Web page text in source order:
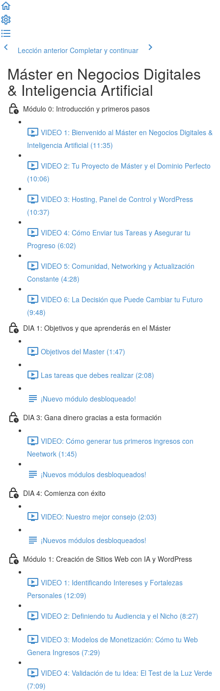
Lección anterior Completar y continuar
Máster en Negocios Digitales
& Inteligencia Artificial
Módulo 0: Introducción y primeros pasos
VIDEO 1: Bienvenido al Máster en Negocios Digitales &
Inteligencia Artificial (11:35)
VIDEO 2: Tu Proyecto de Máster y el Dominio Perfecto
(10:06)
VIDEO 3: Hosting, Panel de Control y WordPress
(10:37)
VIDEO 4: Cómo Enviar tus Tareas y Asegurar tu
Progreso (6:02)
VIDEO 5: Comunidad, Networking y Actualización
Constante (4:28)
VIDEO 6: La Decisión que Puede Cambiar tu Futuro
(9:48)
DIA 1: Objetivos y que aprenderás en el Máster
Objetivos del Master (1:47)
Las tareas que debes realizar (2:08)
¡Nuevo módulo desbloqueado!
DIA 3: Gana dinero gracias a esta formación
VIDEO: Cómo generar tus primeros ingresos con
Neetwork (1:45)
¡Nuevos módulos desbloqueados!
DIA 4: Comienza con éxito
VIDEO: Nuestro mejor consejo (2:03)
¡Nuevos módulos desbloqueados!
Módulo 1: Creación de Sitios Web con IA y WordPress
VIDEO 1: Identificando Intereses y Fortalezas
Personales (12:09)
VIDEO 2: Definiendo tu Audiencia y el Nicho (8:27)
VIDEO 3: Modelos de Monetización: Cómo tu Web
Genera Ingresos (7:29)
VIDEO 4: Validación de tu Idea: El Test de la Luz Verde
(7:09)